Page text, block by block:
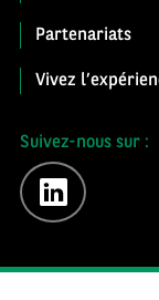
Partenariats
Vivez
Suivez-nous sur :
linkedin